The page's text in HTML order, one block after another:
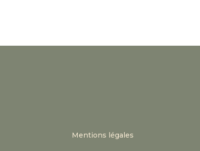
Mentions légales